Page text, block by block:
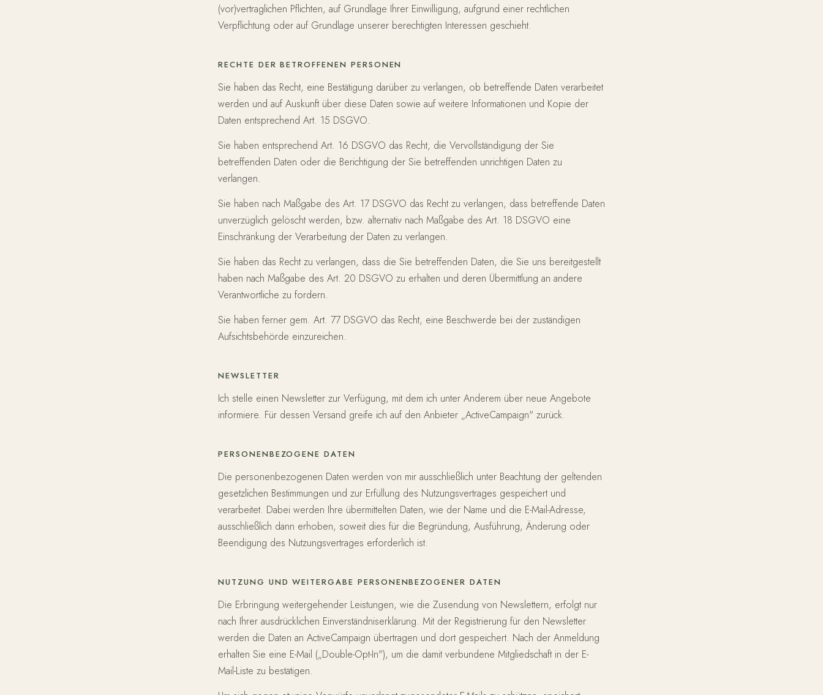
(vor)vertraglichen Pflichten, auf Grundlage Ihrer Einwilligung, aufgrund einer rechtlichen
Verpflichtung oder auf Grundlage unserer berechtigten Interessen geschieht.
RECHTE DER BETROFFENEN PERSONEN
Sie haben das Recht, eine Bestätigung darüber zu verlangen, ob betreffende Daten verarbeitet
werden und auf Auskunft über diese Daten sowie auf weitere Informationen und Kopie der
Daten entsprechend Art. 15 DSGVO.
Sie haben entsprechend Art. 16 DSGVO das Recht, die Vervollständigung der Sie
betreffenden Daten oder die Berichtigung der Sie betreffenden unrichtigen Daten zu
verlangen.
Sie haben nach Maßgabe des Art. 17 DSGVO das Recht zu verlangen, dass betreffende Daten
unverzüglich gelöscht werden, bzw. alternativ nach Maßgabe des Art. 18 DSGVO eine
Einschränkung der Verarbeitung der Daten zu verlangen.
Sie haben das Recht zu verlangen, dass die Sie betreffenden Daten, die Sie uns bereitgestellt
haben nach Maßgabe des Art. 20 DSGVO zu erhalten und deren Übermittlung an andere
Verantwortliche zu fordern.
Sie haben ferner gem. Art. 77 DSGVO das Recht, eine Beschwerde bei der zuständigen
Aufsichtsbehörde einzureichen.
NEWSLETTER
Ich stelle einen Newsletter zur Verfügung, mit dem ich unter Anderem über neue Angebote
informiere. Für dessen Versand greife ich auf den Anbieter „ActiveCampaign" zurück.
PERSONENBEZOGENE DATEN
Die personenbezogenen Daten werden von mir ausschließlich unter Beachtung der geltenden
gesetzlichen Bestimmungen und zur Erfüllung des Nutzungsvertrages gespeichert und
verarbeitet. Dabei werden Ihre übermittelten Daten, wie der Name und die E-Mail-Adresse,
ausschließlich dann erhoben, soweit dies für die Begründung, Ausführung, Änderung oder
Beendigung des Nutzungsvertrages erforderlich ist.
NUTZUNG UND WEITERGABE PERSONENBEZOGENER DATEN
Die Erbringung weitergehender Leistungen, wie die Zusendung von Newslettern, erfolgt nur
nach Ihrer ausdrücklichen Einverständniserklärung. Mit der Registrierung für den Newsletter
werden die Daten an ActiveCampaign übertragen und dort gespeichert. Nach der Anmeldung
erhalten Sie eine E-Mail („Double-Opt-In"), um die damit verbundene Mitgliedschaft in der E-
Mail-Liste zu bestätigen.